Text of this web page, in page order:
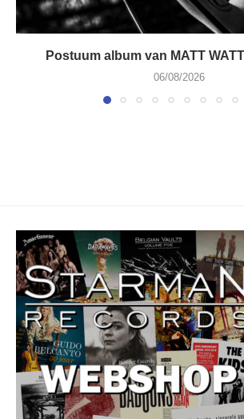
Postuum album van MATT
06/08/2026